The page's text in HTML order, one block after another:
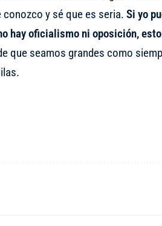
y sé que es seria. Si yo
hay oficialismo ni oposición,
que seamos grandes como